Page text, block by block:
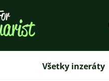
Všetky inzeráty